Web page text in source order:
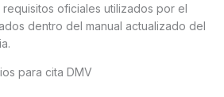
oficiales utilizados por el
dentro del manual actualizado del
para cita DMV